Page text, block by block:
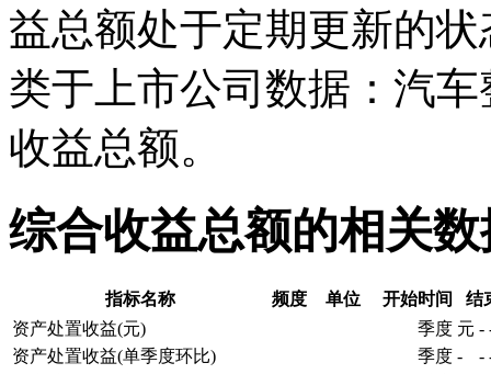
益总额处于定期更新的
类于上市公司数据：汽
收益总额。
综合收益总额的相关
指标名称 频度 单位 开始时间
结
资产处置收益(元)
季度 元 -
资产处置收益(单季度环比)
季度 - -